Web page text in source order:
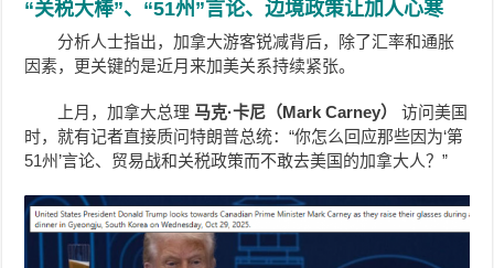
“关税大棒”、“51州”言论、边境政策让加人心寒
分析人士指出，加拿大游客锐减背后，除了汇率和通胀
因素，更关键的是近月来加美关系持续紧张。
上月，加拿大总理马克·卡尼（Mark Carney）
访问美国
时，就有记者直接质问特朗普总统：“你怎么回应那些因为‘第
51州’言论、贸易战和关税政策而不敢去美国的加拿大人？”